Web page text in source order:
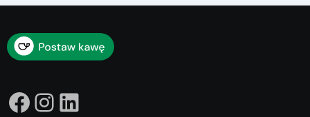
Facebook
Instagram
LinkedIn